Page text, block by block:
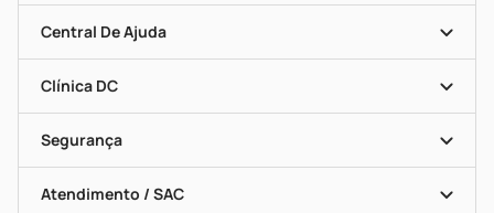
Seja Uma Loja Parceira
Mapa De Categorias
Convênios
Programa Popular Do Brasil
Encarte De Ofertas
Dermaclub
Cupons E Ofertas
Black Friday
Central De Ajuda
Recompra Programada
Alomed
Formas De Pagamento
Troca E Devolução
Bulas De A A Z
Políticas De Marketplace
Clínica DC
Serviços Farmacêuticos
Testes Rápidos
Autoteste Covid-19
Vacinas
Segurança
Portal Da Privacidade
Atendimento / SAC